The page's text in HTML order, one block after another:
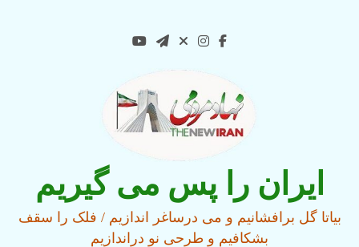
ایران را پس می گیریم
بیاتا گل برافشانیم و می درساغر اندازیم / فلک را سقف
بشکافیم و طرحی نو دراندازیم